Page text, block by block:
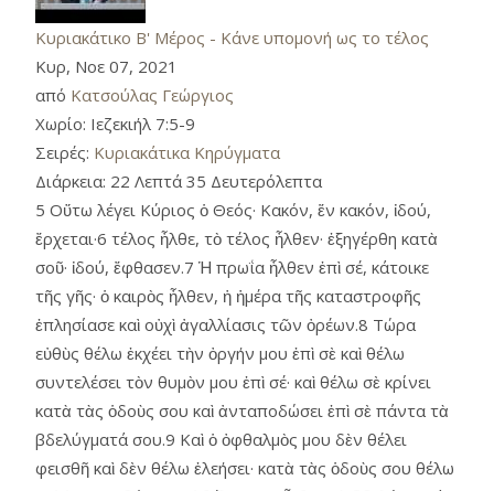
Κυριακάτικο Β' Μέρος - Κάνε υπομονή ως το τέλος
Κυρ, Νοε 07, 2021
από Κατσούλας Γεώργιος
Χωρίο: Ιεζεκιήλ 7:5-9
Σειρές: Κυριακάτικα Κηρύγματα
Διάρκεια: 22 Λεπτά 35 Δευτερόλεπτα
5 Οὕτω λέγει Κύριος ὁ Θεός· Κακόν, ἕν κακόν, ἰδού,
ἔρχεται·6 τέλος ἦλθε, τὸ τέλος ἦλθεν· ἐξηγέρθη κατὰ
σοῦ· ἰδού, ἔφθασεν.7 Ἡ πρωΐα ἦλθεν ἐπὶ σέ, κάτοικε
τῆς γῆς· ὁ καιρὸς ἦλθεν, ἡ ἡμέρα τῆς καταστροφῆς
ἐπλησίασε καὶ οὐχὶ ἀγαλλίασις τῶν ὀρέων.8 Τώρα
εὐθὺς θέλω ἐκχέει τὴν ὀργήν μου ἐπὶ σὲ καὶ θέλω
συντελέσει τὸν θυμὸν μου ἐπὶ σέ· καὶ θέλω σὲ κρίνει
κατὰ τὰς ὁδοὺς σου καὶ ἀνταποδώσει ἐπὶ σὲ πάντα τὰ
βδελύγματά σου.9 Καὶ ὁ ὀφθαλμὸς μου δὲν θέλει
φεισθῆ καὶ δὲν θέλω ἐλεήσει· κατὰ τὰς ὁδοὺς σου θέλω